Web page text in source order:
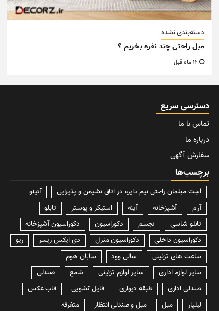
دسته‌بندی نشده
مبل راحتی چند نفره بخریم ؟
دسترسی سریع
تماس با ما
درباره ما
سفارش آگهی
برچسب‌ها
lسِت مبلمان راحتی نیم دایره در اتاق نشیمن و پذیرایی
آتینو
آرام
آشپزخانه آینه استیکر و پوستر
تابلو
تابلو شاسی
تجسم دکوراسیون
دکوراسیون آشپزخانه
دکوراسیون داخلی
دکوراسیون منزل دی ایکس ریسر
زیو
ساعت های تزئینی
سالی وود
سایان هوم
سایر لوازم اداری
سایر لوازم تزئینی شمع
صندلی
صندلی اداری
طبقه دیواری فایل کشویی
قاب عکس
لیلپار
مبل مبل و صندلی انتظار
متفرقه